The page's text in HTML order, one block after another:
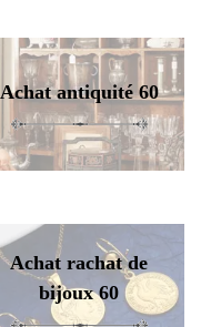
Achat antiquité 60
Achat rachat de
bijoux 60